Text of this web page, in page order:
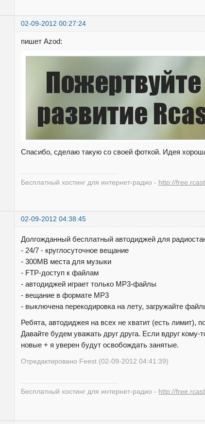
02-09-2012 00:27:24
пишет Azod:
Спасибо, сделаю такую со своей фоткой. Идея
Бесплатный хостинг для интернет-радио - http://
02-09-2012 04:38:45
Долгожданный бесплатный автодиджей для
- 24/7 - круглосуточное вещание
- 300MB места для музыки
- FTP-доступ к файлам
- автодиджей играет только MP3-файлы
- вещание в формате MP3
- выключена перекодировка на лету, загружайте
Ребята, автодиджея на всех не хватит (есть лимит),
Давайте будем уважать друг друга. Если вдруг
новые + я уверен будут освобождать занятые.
Отредактировано Feest (02-09-2012 04:41:39)
Бесплатный хостинг для интернет-радио - http://